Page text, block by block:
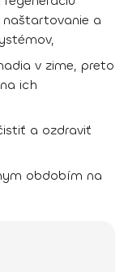
naštartovanie a
v zime, preto
ich
a ozdraviť
obdobím na